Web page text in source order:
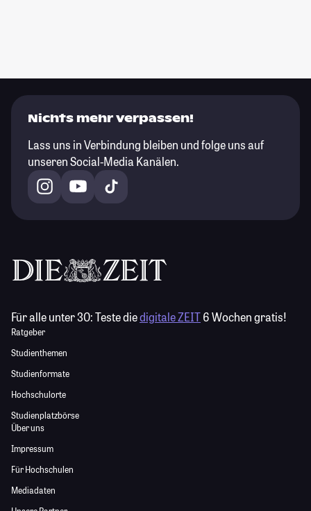
Nichts mehr verpassen!
Lass uns in Verbindung bleiben und folge uns auf
unseren Social-Media Kanälen.
Für alle unter 30:Teste diedigitale ZEIT6 Wochen gratis!
Ratgeber
Studienthemen
Studienformate
Hochschulorte
Studienplatzbörse
Über uns
Impressum
Für Hochschulen
Mediadaten